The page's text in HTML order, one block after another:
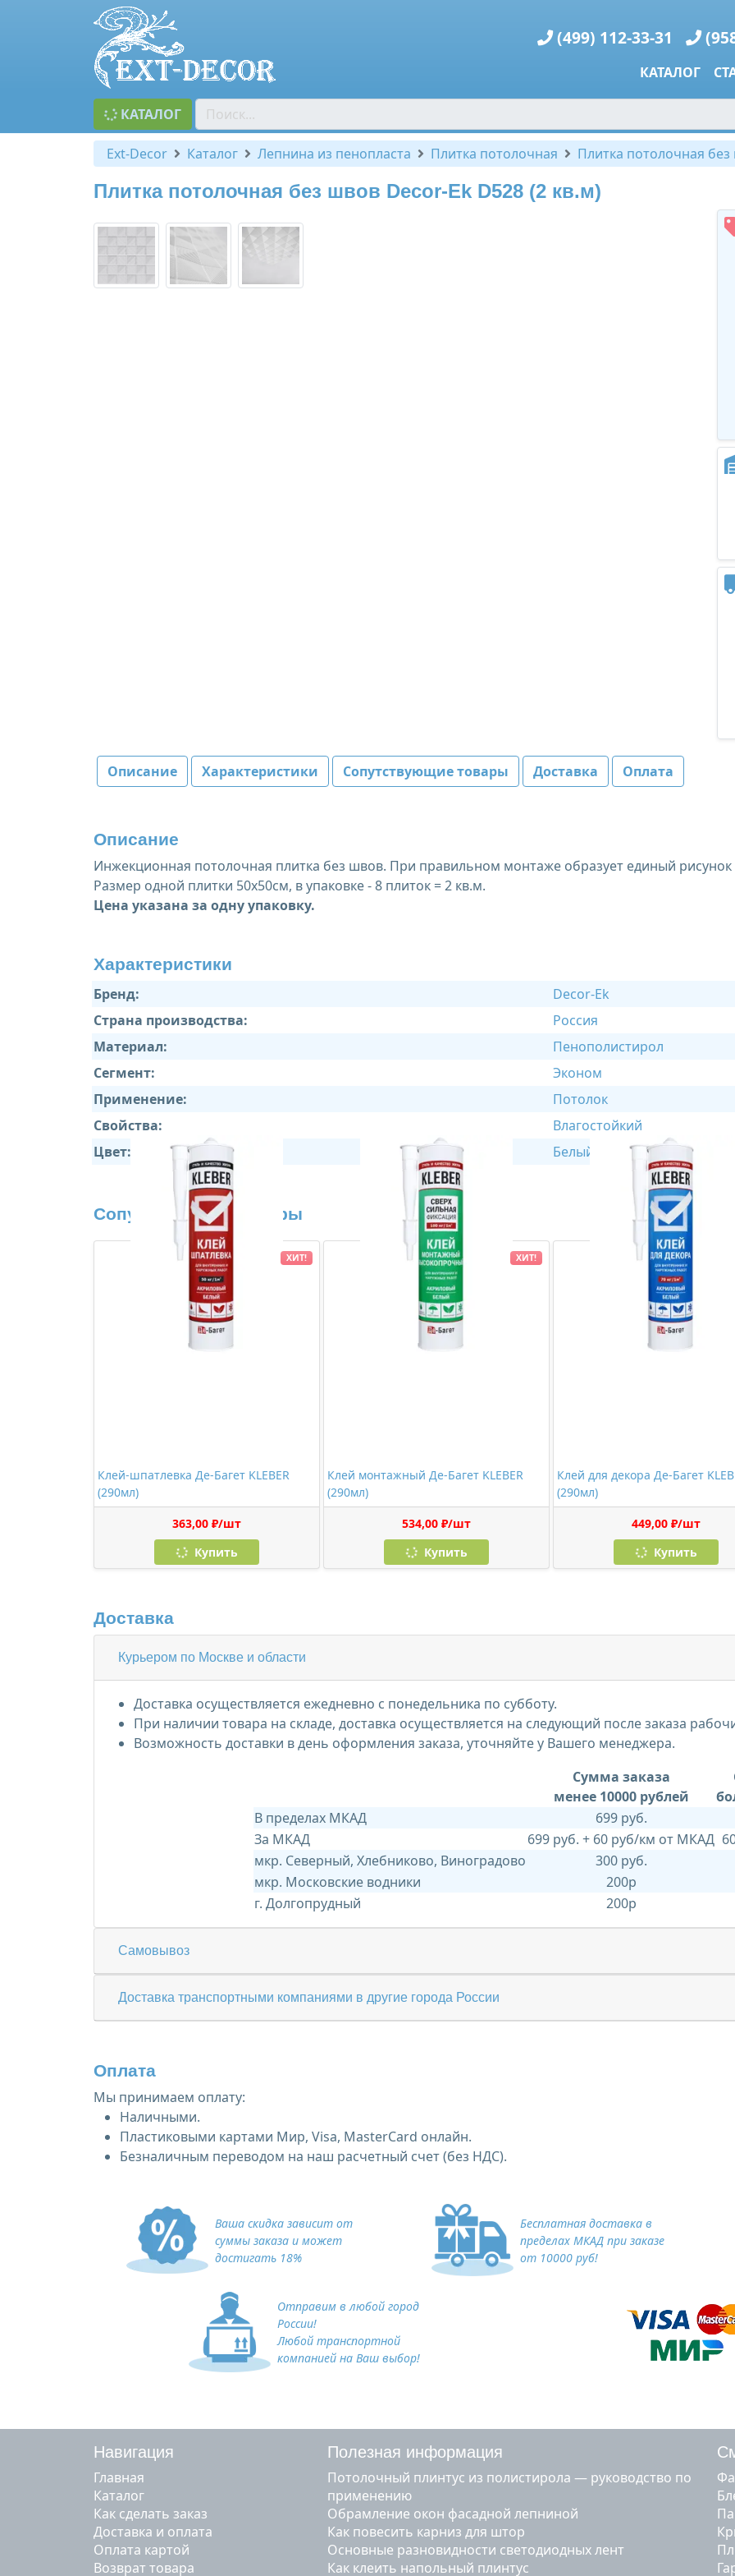
(499) 112-33-31
КАТАЛОГ
КАТАЛОГ
Ext-Decor Каталог Лепнина из пенопласта Плитка потолочная Плитка потолочная
Плитка потолочная без швов Decor-Ek D528 (2 кв.м)
Описание Характеристики Сопутствующие товары Доставка Оплата
Описание
Инжекционная потолочная плитка без швов. При правильном монтаже образует единый рисунок
Размер одной плитки 50х50см, в упаковке - 8 плиток = 2 кв.м.
Цена указана за одну упаковку.
Характеристики
Бренд:
Decor-Ek
Страна производства:
Россия
Материал:
Пенополистирол
Сегмент:
Эконом
Применение:
Потолок
Свойства:
Влагостойкий
Цвет:
Белый
Сопутствующие товары
Клей-шпатлевка Де-Багет KLEBER
(290мл)
363,00 ₽/шт
Купить
ХИТ!
Клей монтажный Де-Багет KLEBER
(290мл)
534,00 ₽/шт
Купить
ХИТ!
Клей для декора Де-Багет
(290мл)
449,00 ₽/шт
Купить
Доставка
Курьером по Москве и области
Доставка осуществляется ежедневно с понедельника по субботу.
При наличии товара на складе, доставка осуществляется на следующий после заказа
Возможность доставки в день оформления заказа, уточняйте у Вашего менеджера.
Сумма заказа
менее 10000 рублей
В пределах МКАД
699 руб.
За МКАД
699 руб. + 60 руб/км от МКАД
мкр. Северный, Хлебниково, Виноградово
300 руб.
мкр. Московские водники
200р
г. Долгопрудный
200р
Самовывоз
Доставка транспортными компаниями в другие города России
Оплата
Мы принимаем оплату:
Наличными.
Пластиковыми картами Мир, Visa, MasterCard онлайн.
Безналичным переводом на наш расчетный счет (без НДС).
Ваша скидка зависит от
суммы заказа и может
достигать 18%
Бесплатная доставка в
пределах МКАД при заказе
от 10000 руб!
Отправим в любой город
России!
Любой транспортной
компанией на Ваш выбор!
Навигация
Главная
Каталог
Как сделать заказ
Доставка и оплата
Оплата картой
Возврат товара
Полезная информация
Потолочный плинтус из полистирола — руководство по
применению
Обрамление окон фасадной лепниной
Как повесить карниз для штор
Основные разновидности светодиодных лент
Как клеить напольный плинтус